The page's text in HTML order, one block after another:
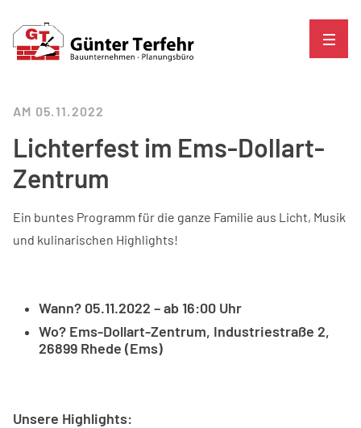
AM 05.11.2022
Lichterfest im Ems-Dollart-
Zentrum
Ein buntes Programm für die ganze Familie aus Licht, Musik
und kulinarischen Highlights!
Wann? 05.11.2022 – ab 16:00 Uhr
Wo? Ems-Dollart-Zentrum, Industriestraße 2,
26899 Rhede (Ems)
Unsere Highlights: